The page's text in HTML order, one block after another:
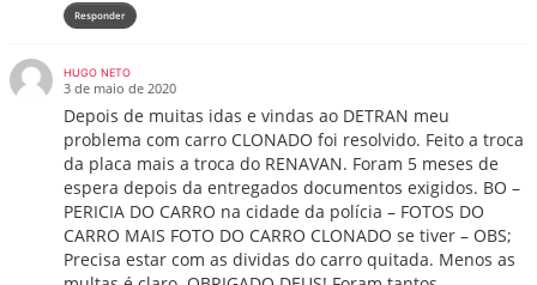
Responder
HUGO NETO
3 de maio de 2020
Depois de muitas idas e vindas ao DETRAN meu
problema com carro CLONADO foi resolvido. Feito a troca
da placa mais a troca do RENAVAN. Foram 5 meses de
espera depois da entregados documentos exigidos. BO –
PERICIA DO CARRO na cidade da polícia – FOTOS DO
CARRO MAIS FOTO DO CARRO CLONADO se tiver – OBS;
Precisa estar com as dividas do carro quitada. Menos as